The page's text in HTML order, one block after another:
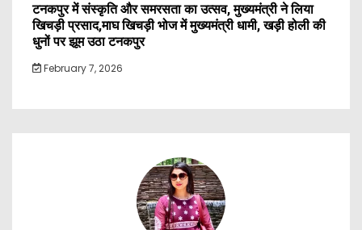
टनकपुर में संस्कृति और समरसता का उत्सव, मुख्यमंत्री ने लिया
खिचड़ी प्रसाद,माघ खिचड़ी भोज में मुख्यमंत्री धामी, खड़ी होली की
धुनों पर झूम उठा टनकपुर
February 7, 2026